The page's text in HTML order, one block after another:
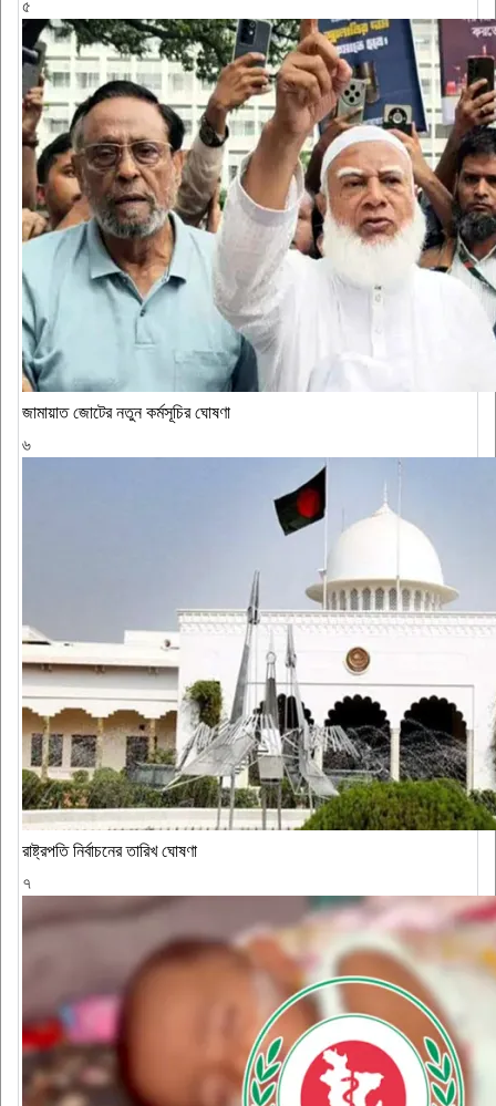
৫
জামায়াত জোটের নতুন কর্মসূচির ঘোষণা
৬
রাষ্ট্রপতি নির্বাচনের তারিখ ঘোষণা
৭